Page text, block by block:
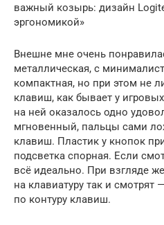
важный козырь: дизайн
эргономикой»
Внешне мне очень
металлическая, с
компактная, но при этом не
клавиш, как бывает у
на ней оказалось одно
мгновенный, пальцы сами
клавиш. Пластик у кнопок
подсветка спорная. Если
всё идеально. При взгляде
на клавиатуру так и смотрят
по контуру клавиш.